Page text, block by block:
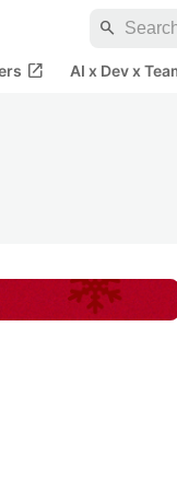
search
open_in_new AI x Dev x